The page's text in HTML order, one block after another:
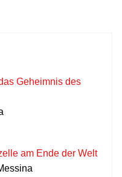
Geheimnis des
am Ende der Welt